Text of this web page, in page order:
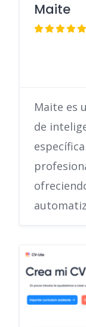
Maite
Maite es
de